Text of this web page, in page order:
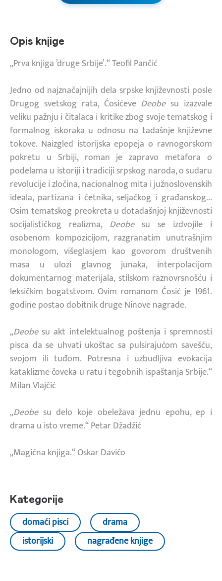
Opis knjige
„Prva knjiga ’druge Srbije’.“ Teofil Pančić
Jedno od najznačajnijih dela srpske književnosti posle
Drugog svetskog rata, Ćosićeve Deobesu izazvale
veliku pažnju i čitalaca i kritike zbog svoje tematskog i
formalnog iskoraka u odnosu na tadašnje književne
tokove. Naizgled istorijska epopeja o ravnogorskom
pokretu u Srbiji, roman je zapravo metafora o
podelama u istoriji i tradiciji srpskog naroda, o sudaru
revolucije i zločina, nacionalnog mita i južnoslovenskih
ideala, partizana i četnika, seljačkog i građanskog...
Osim tematskog preokreta u dotadašnjoj književnosti
socijalističkog realizma, Deobesu se izdvojile i
osobenom kompozicijom, razgranatim unutrašnjim
monologom, višeglasjem kao govorom društvenih
masa u ulozi glavnog junaka, interpolacijom
dokumentarnog materijala, stilskom raznovrsnošću i
leksičkim bogatstvom. Ovim romanom Ćosić je 1961.
godine postao dobitnik druge Ninove nagrade.
„Deobesu akt intelektualnog poštenja i spremnosti
pisca da se uhvati ukoštac sa pulsirajućom savešću,
svojom ili tuđom. Potresna i uzbudljiva evokacija
kataklizme čoveka u ratu i tegobnih ispaštanja Srbije.“
Milan Vlajčić
„Deobesu delo koje obeležava jednu epohu, ep i
drama u isto vreme.“ Petar Džadžić
„Magična knjiga.“ Oskar Davičo
Kategorije
domaći pisci
drama
istorijski
nagrađene knjige